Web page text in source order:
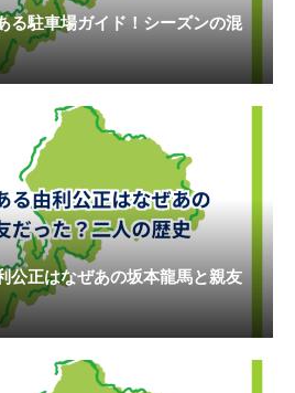
る駐車場ガイド！シーズンの混
公正はなぜあの坂本龍馬と親友